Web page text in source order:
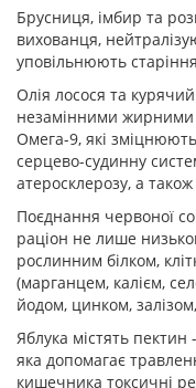
Брусниця, імбир та
вихованця,
уповільнюють
Олія лосося та
незамінними жирними
Омега-9, які
серцево-судинну
атеросклерозу, а
Поєднання червоної
раціон не лише
рослинним білком,
(марганцем, калієм,
йодом, цинком,
Яблука містять
яка допомагає
кишечника токсичні